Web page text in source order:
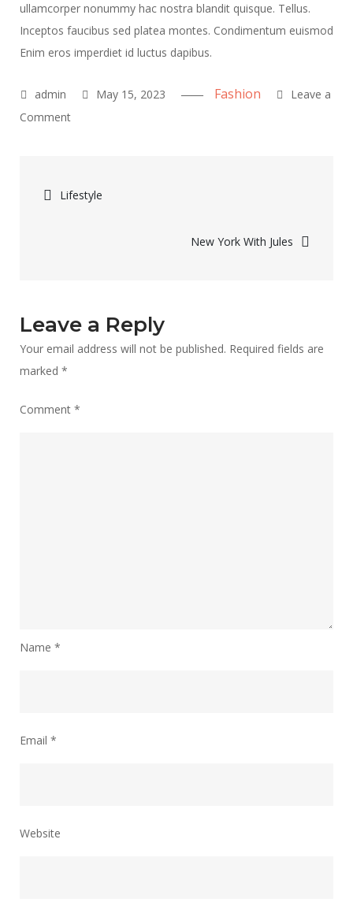
ullamcorper nonummy hac nostra blandit quisque. Tellus.
Inceptos faucibus sed platea montes. Condimentum euismod
Enim eros imperdiet id luctus dapibus.
May 15, 2023 Fashion
Leave a
Commenton
Post
navigation
Lifestyle
New York With Jules
Leave a Reply
Your email address will not be published. Required fields are
marked *
Comment *
Name *
Email *
Website